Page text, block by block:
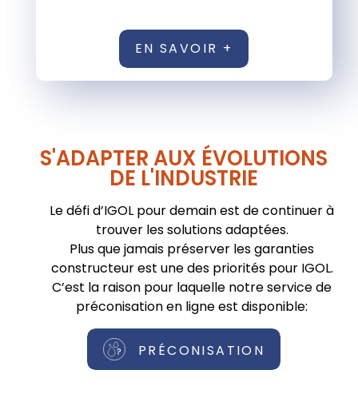
EN SAVOIR +
S'ADAPTER AUX ÉVOLUTIONS
DE L'INDUSTRIE
Le défi d’IGOL pour demain est de continuer à
trouver les solutions adaptées.
Plus que jamais préserver les garanties
constructeur est une des priorités pour IGOL.
C’est la raison pour laquelle notre service de
préconisation en ligne est disponible:
PRÉCONISATION